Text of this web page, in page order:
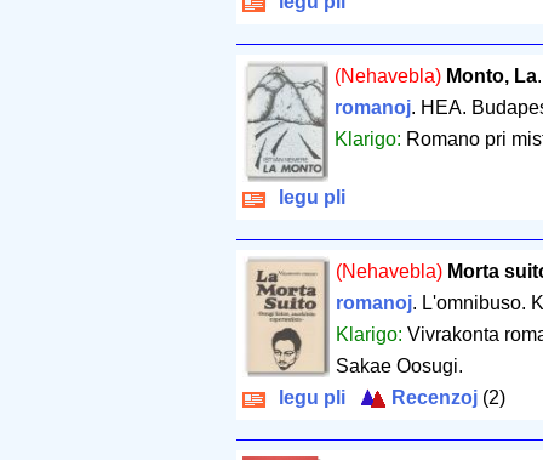
(Nehavebla) Monto, La
romanoj. HEA.
Klarigo: Romano pri
legu pli
(Nehavebla) Morta
romanoj. L'omnibuso.
Klarigo: Vivrakonta
Sakae Oosugi.
legu pli
Recenzoj (2)